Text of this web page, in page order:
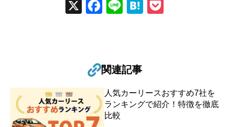
X
Fac
Line
Hat
関連記事
人気カーリースおすすめ7社を
ランキングで紹介！特徴を徹底
比較